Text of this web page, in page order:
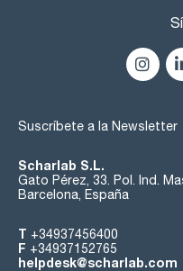
Suscríbete a la Newsletter
Scharlab S.L.
Gato Pérez, 33. Pol. Ind.
Barcelona, España
T +34937456400
F +34937152765
helpdesk@scharlab.com